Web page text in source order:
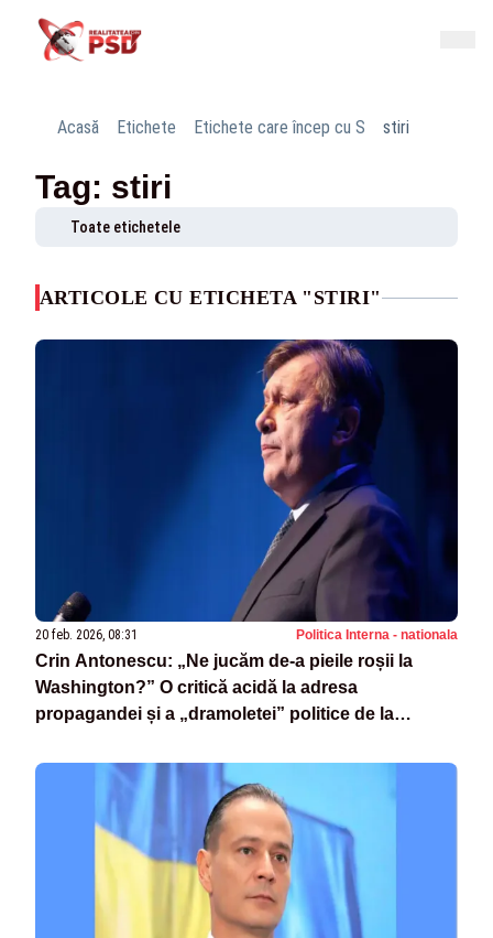
Acasă Etichete Etichete care încep cu S stiri
Tag: stiri
Toate etichetele
ARTICOLE CU ETICHETA "STIRI"
20 feb. 2026, 08:31 Politica Interna - nationala
Crin Antonescu: „Ne jucăm de-a pieile roșii la
Washington?” O critică acidă la adresa
propagandei și a „dramoletei” politice de la